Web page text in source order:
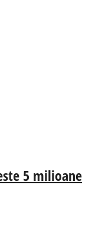
5 milioane